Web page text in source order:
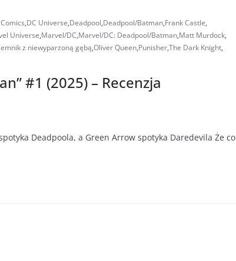
,DC Universe,Deadpool,Deadpool/Batman,Frank Castle,
Universe,Marvel/DC,Marvel/DC: Deadpool/Batman,Matt Murdock,
z niewyparzoną gębą,Oliver Queen,Punisher,The Dark Knight,
#1 (2025) – Recenzja
Deadpoola, a Green Arrow spotyka Daredevila Że co